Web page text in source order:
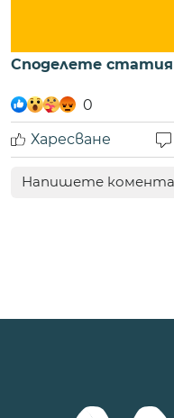
Споделете
0
Харесване